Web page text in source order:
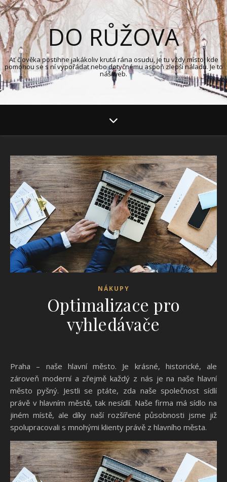
DO RŮŽOVA
Ať člověka postihne jakákoliv krutá rána osudu, je tu vždy místo, kde
pomohou se s ní vypořádat nebo dotyčnému aspoň zlepší náladu. Je to
náš web.
NÁKUPY
Optimalizace pro
vyhledávače
Praha – naše hlavní město. Je krásné, historické, ale
zároveň moderní a zřejmě každý z nás je na naše hlavní
město pyšný. Jestli se ptáte, zda naše společnost sídlí
právě v hlavním městě, tak nesídlí. Naše firma má sídlo na
jiném místě, ale díky naší rozšířené působnosti jsme již
spolupracovali s mnohými klienty právě z hlavního města.